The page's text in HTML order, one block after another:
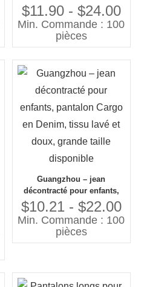
personnalisés, nouveau
Design de mode, short en
jean brodé, Technique de
lavage
$11.90 - $24.00
Min. Commande : 100
pièces
Guangzhou – jean
décontracté pour enfants,
pantalon Cargo en Denim,
tissu lavé et doux, grande
taille disponible
$10.21 - $22.00
Min. Commande : 100
pièces